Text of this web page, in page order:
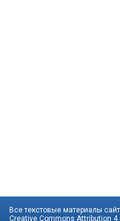
Все текстовые материалы
Creative Commons Attribution